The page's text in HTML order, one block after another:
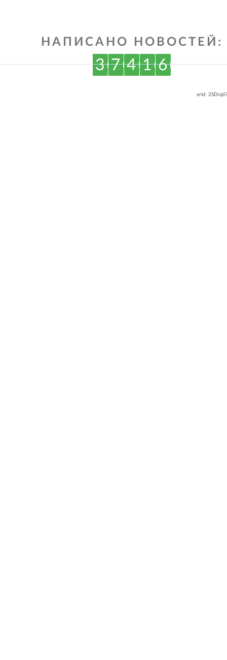
НАПИСАНО НОВОСТЕЙ:
3 7 4 1 6
erid: